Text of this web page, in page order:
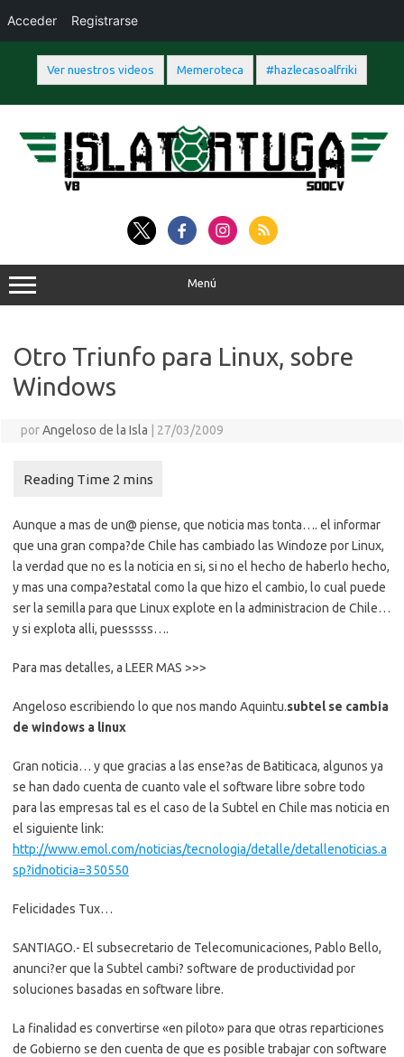
Ver nuestros videos Memeroteca #hazlecasoalfriki
contenido
Menú
Otro Triunfo para Linux, sobre
Windows
porAngeloso de la Isla 27/03/2009
Aunque a mas de un@ piense, que noticia mas tonta…. el informar
que una gran compa?de Chile has cambiado las Windoze por Linux,
la verdad que no es la noticia en si, si no el hecho de haberlo hecho,
y mas una compa?estatal como la que hizo el cambio, lo cual puede
ser la semilla para que Linux explote en la administracion de Chile…
y si explota alli, puesssss….
Para mas detalles, a LEER MAS >>>
Angeloso escribiendo lo que nos mando Aquintu.subtel se cambia
de windows a linux
Gran noticia… y que gracias a las ense?as de Batiticaca, algunos ya
se han dado cuenta de cuanto vale el software libre sobre todo
para las empresas tal es el caso de la Subtel en Chile mas noticia en
el siguiente link:
http://www.emol.com/noticias/tecnologia/detalle/detallenoticias.a
sp?idnoticia=350550
Felicidades Tux…
SANTIAGO.- El subsecretario de Telecomunicaciones, Pablo Bello,
anunci?er que la Subtel cambi? software de productividad por
soluciones basadas en software libre.
La finalidad es convertirse «en piloto» para que otras reparticiones
de Gobierno se den cuenta de que es posible trabajar con software
Acceder Registrarse